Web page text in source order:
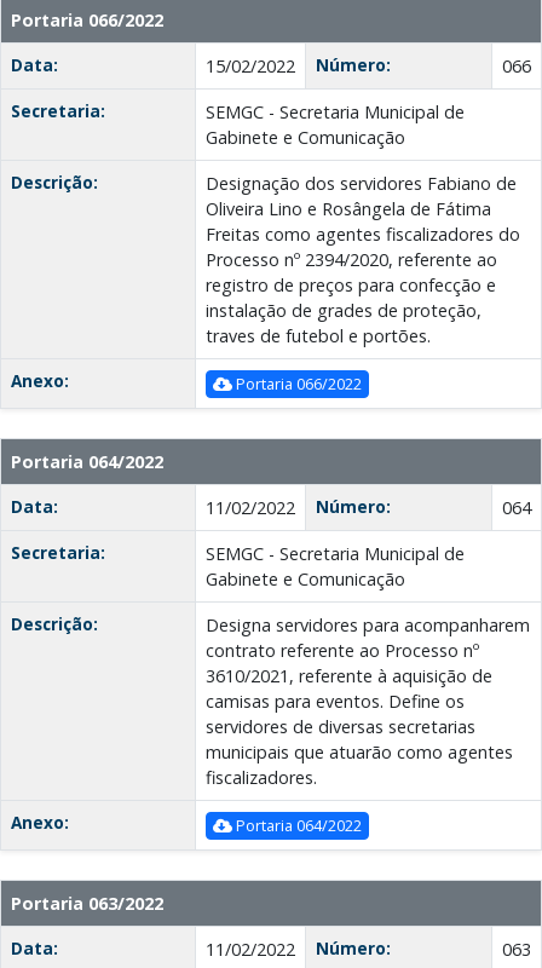
Portaria 066/2022
Data:
15/02/2022 Número:
066
Secretaria:
SEMGC - Secretaria Municipal de
Gabinete e Comunicação
Descrição:
Designação dos servidores Fabiano de
Oliveira Lino e Rosângela de Fátima
Freitas como agentes fiscalizadores do
Processo nº 2394/2020, referente ao
registro de preços para confecção e
instalação de grades de proteção,
traves de futebol e portões.
Anexo:
Portaria 066/2022
Portaria 064/2022
Data:
11/02/2022 Número:
064
Secretaria:
SEMGC - Secretaria Municipal de
Gabinete e Comunicação
Descrição:
Designa servidores para acompanharem
contrato referente ao Processo nº
3610/2021, referente à aquisição de
camisas para eventos. Define os
servidores de diversas secretarias
municipais que atuarão como agentes
fiscalizadores.
Anexo:
Portaria 064/2022
Portaria 063/2022
Data:
11/02/2022 Número: 063